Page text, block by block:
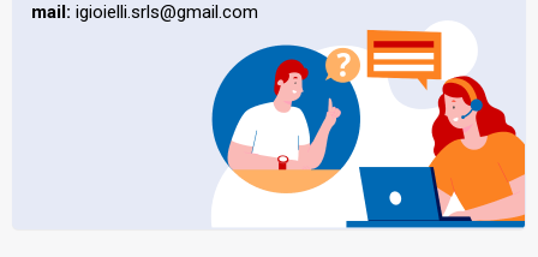
mail: igioielli.srls@gmail.com